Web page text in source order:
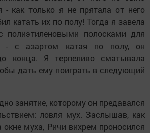
- как только я не прятала от него
катать их по полу! Тогда я завела
полиэтиленовыми полосками для
- с азартом катая по полу, он
конца. Я терпеливо сматывала
дать ему поиграть в следующий
занятие, которому он предавался
ловля мух. Заслышав, как
окне муха, Ричи вихрем проносился